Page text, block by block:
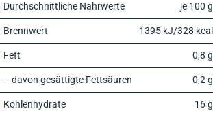
Durchschnittliche Nährwerte je 100 g
Brennwert 1395 kJ/328 kcal
Fett 0,8 g
– davon gesättigte Fettsäuren 0,2 g
Kohlenhydrate 16 g